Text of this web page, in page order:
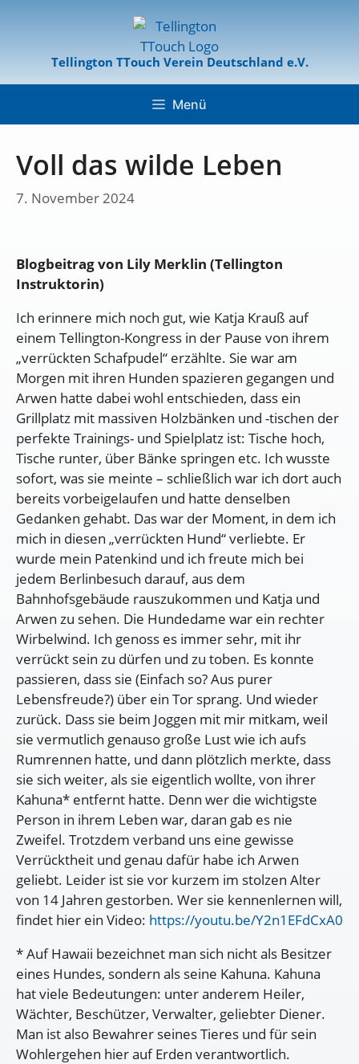
Tellington TTouch Verein Deutschland e.V.
Menü
Voll das wilde Leben
7. November 2024
Blogbeitrag von Lily Merklin (Tellington
Instruktorin)
Ich erinnere mich noch gut, wie Katja Krauß auf
einem Tellington-Kongress in der Pause von ihrem
„verrückten Schafpudel“ erzählte. Sie war am
Morgen mit ihren Hunden spazieren gegangen und
Arwen hatte dabei wohl entschieden, dass ein
Grillplatz mit massiven Holzbänken und -tischen der
perfekte Trainings- und Spielplatz ist: Tische hoch,
Tische runter, über Bänke springen etc. Ich wusste
sofort, was sie meinte – schließlich war ich dort auch
bereits vorbeigelaufen und hatte denselben
Gedanken gehabt. Das war der Moment, in dem ich
mich in diesen „verrückten Hund“ verliebte. Er
wurde mein Patenkind und ich freute mich bei
jedem Berlinbesuch darauf, aus dem
Bahnhofsgebäude rauszukommen und Katja und
Arwen zu sehen. Die Hundedame war ein rechter
Wirbelwind. Ich genoss es immer sehr, mit ihr
verrückt sein zu dürfen und zu toben. Es konnte
passieren, dass sie (Einfach so? Aus purer
Lebensfreude?) über ein Tor sprang. Und wieder
zurück. Dass sie beim Joggen mit mir mitkam, weil
sie vermutlich genauso große Lust wie ich aufs
Rumrennen hatte, und dann plötzlich merkte, dass
sie sich weiter, als sie eigentlich wollte, von ihrer
Kahuna* entfernt hatte. Denn wer die wichtigste
Person in ihrem Leben war, daran gab es nie
Zweifel. Trotzdem verband uns eine gewisse
Verrücktheit und genau dafür habe ich Arwen
geliebt. Leider ist sie vor kurzem im stolzen Alter
von 14 Jahren gestorben. Wer sie kennenlernen will,
findet hier ein Video: https://youtu.be/Y2n1EFdCxA0
* Auf Hawaii bezeichnet man sich nicht als Besitzer
eines Hundes, sondern als seine Kahuna. Kahuna
hat viele Bedeutungen: unter anderem Heiler,
Wächter, Beschützer, Verwalter, geliebter Diener.
Man ist also Bewahrer seines Tieres und für sein
Wohlergehen hier auf Erden verantwortlich.